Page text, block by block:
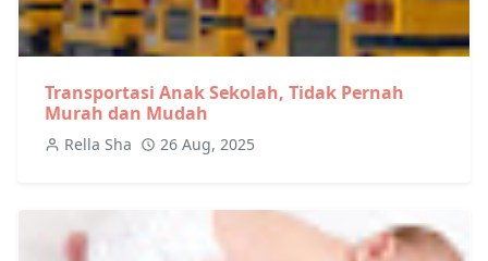
Transportasi Anak Sekolah, Tidak Pernah
Murah dan Mudah
Rella Sha 26 Aug, 2025